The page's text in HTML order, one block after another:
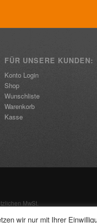
FÜR UNSERE KUNDEN:
Konto Login
Shop
Wunschliste
Warenkorb
Kasse
MwSt.
wir nur mit Ihrer